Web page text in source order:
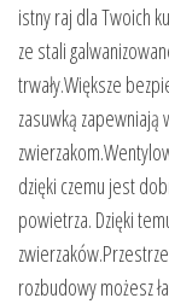
istny raj dla Twoich
ze stali
trwały.Większe
zasuwką
dzięki czemu jest
powietrza. Dzięki
rozbudowy możesz